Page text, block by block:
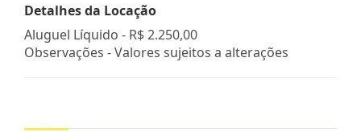
Detalhes da Locação
Aluguel Líquido - R$ 2.250,00
Observações - Valores sujeitos a alterações